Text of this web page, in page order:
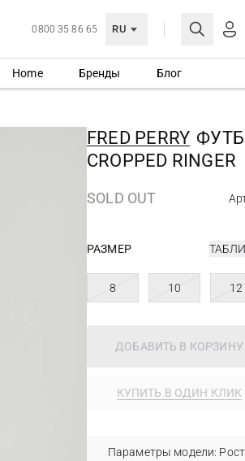
0800 35 86 65 RU
ЛИЧНЫЙ
Еще не
СОЗДАТЬ
Home Бренды Блог
FRED PERRY
CROPPED RINGER
SOLD OUT
РАЗМЕР
8 10 12
ДОБАВИТЬ В КОРЗИНУ
КУПИТЬ В ОДИН КЛИК
Параметры модели: